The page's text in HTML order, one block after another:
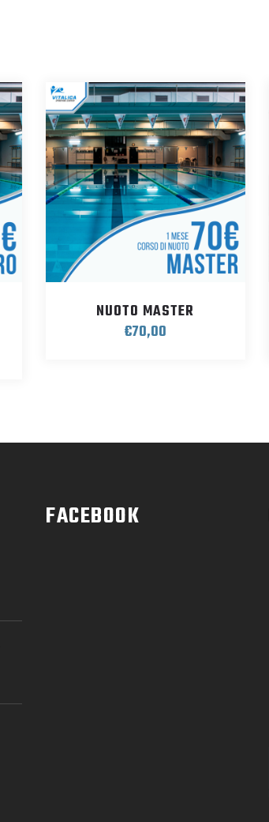
NUOTO MASTER
€70,00
FACEBOOK